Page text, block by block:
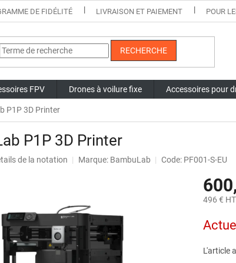
DE FIDÉLITÉ LIVRAISON ET PAIEMENT POUR
RECHERCHE
FPV Drones à voilure fixe Accessoires pour
P1P 3D Printer
P1P 3D Printer
de la notation Marque: BambuLab Code: PF001-S-EU
496 €
de
mesure:
L'article